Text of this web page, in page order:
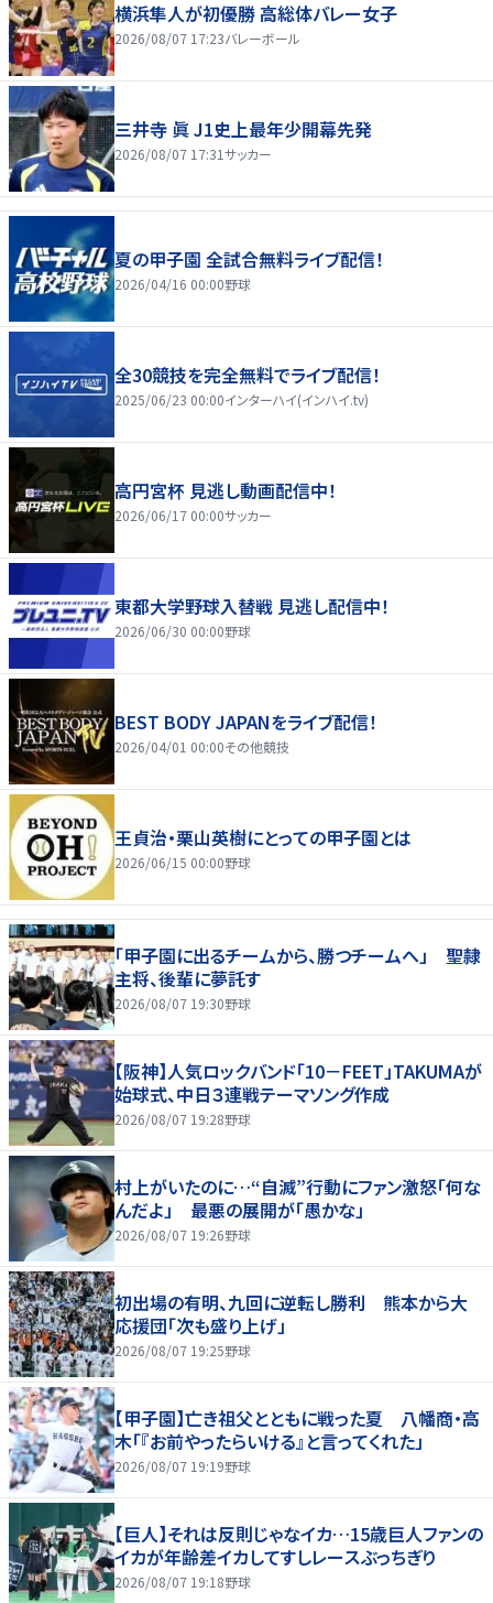
横浜隼人が初優勝 高総体バレー女子
2026/08/07 17:23バレーボール
三井寺 眞 J1史上最年少開幕先発
2026/08/07 17:31サッカー
夏の甲子園 全試合無料ライブ配信！
2026/04/16 00:00野球
全30競技を完全無料でライブ配信！
2025/06/23 00:00インターハイ(インハイ.tv)
高円宮杯 見逃し動画配信中！
2026/06/17 00:00サッカー
東都大学野球入替戦 見逃し配信中！
2026/06/30 00:00野球
BEST BODY JAPANをライブ配信！
2026/04/01 00:00その他競技
王貞治・栗山英樹にとっての甲子園とは
2026/06/15 00:00野球
「甲子園に出るチームから、勝つチームへ」 聖隷
主将、後輩に夢託す
2026/08/07 19:30野球
【阪神】人気ロックバンド「10－FEET」TAKUMAが
始球式、中日３連戦テーマソング作成
2026/08/07 19:28野球
村上がいたのに…“自滅”行動にファン激怒「何な
んだよ」 最悪の展開が「愚かな」
2026/08/07 19:26野球
初出場の有明、九回に逆転し勝利 熊本から大
応援団「次も盛り上げ」
2026/08/07 19:25野球
【甲子園】亡き祖父とともに戦った夏 八幡商・高
木「『お前やったらいける』と言ってくれた」
2026/08/07 19:19野球
【巨人】それは反則じゃなイカ…15歳巨人ファンの
イカが年齢差イカしてすしレースぶっちぎり
2026/08/07 19:18野球